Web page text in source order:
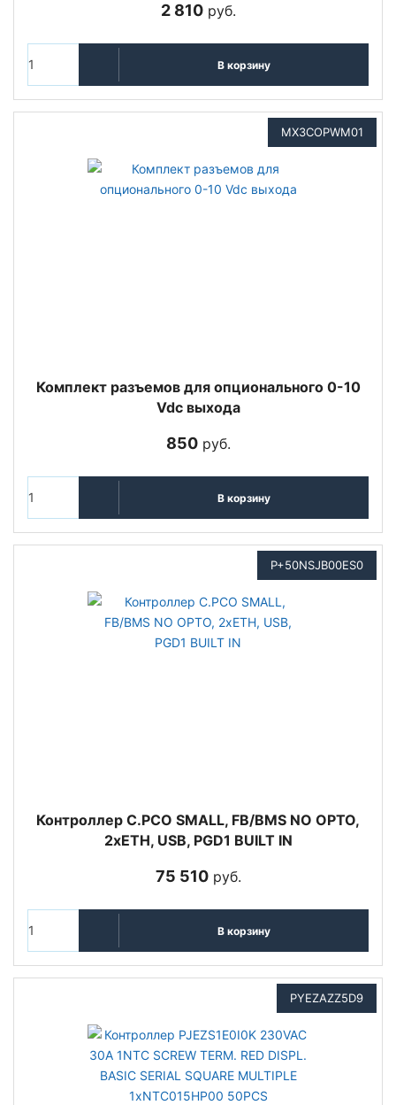
2 810руб.
В корзину
MX3COPWM01
Комплект разъемов для опционального 0-10
Vdc выхода
850руб.
В корзину
P+50NSJB00ES0
Контроллер C.PCO SMALL, FB/BMS NO OPTO,
2xETH, USB, PGD1 BUILT IN
75 510руб.
В корзину
PYEZAZZ5D9